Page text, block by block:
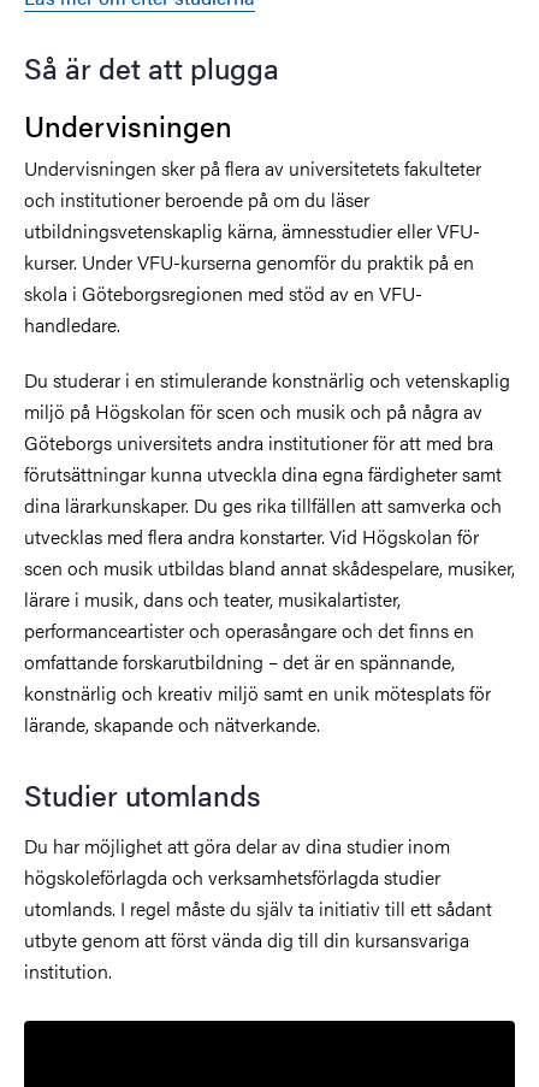
Så är det att plugga
Undervisningen
Undervisningen sker på flera av universitetets fakulteter
och institutioner beroende på om du läser
utbildningsvetenskaplig kärna, ämnesstudier eller VFU-
kurser. Under VFU-kurserna genomför du praktik på en
skola i Göteborgsregionen med stöd av en VFU-
handledare.
Du studerar i en stimulerande konstnärlig och vetenskaplig
miljö på Högskolan för scen och musik och på några av
Göteborgs universitets andra institutioner för att med bra
förutsättningar kunna utveckla dina egna färdigheter samt
dina lärarkunskaper. Du ges rika tillfällen att samverka och
utvecklas med flera andra konstarter. Vid Högskolan för
scen och musik utbildas bland annat skådespelare, musiker,
lärare i musik, dans och teater, musikalartister,
performanceartister och operasångare och det finns en
omfattande forskarutbildning – det är en spännande,
konstnärlig och kreativ miljö samt en unik mötesplats för
lärande, skapande och nätverkande.
Studier utomlands
Du har möjlighet att göra delar av dina studier inom
högskoleförlagda och verksamhetsförlagda studier
utomlands. I regel måste du själv ta initiativ till ett sådant
utbyte genom att först vända dig till din kursansvariga
institution.